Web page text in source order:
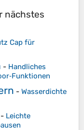
nächstes
Cap für
- Handliches
- Wasserdichte
- Leichte